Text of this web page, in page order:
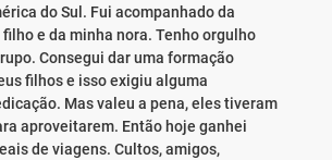
do Sul. Fui acompanhado da
filho e da minha nora. Tenho orgulho
Consegui dar uma formação
filhos e isso exigiu alguma
Mas valeu a pena, eles tiveram
aproveitarem. Então hoje ganhei
de viagens. Cultos, amigos,